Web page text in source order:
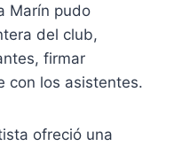
Marín pudo
del club,
firmar
con los asistentes.
ofreció una